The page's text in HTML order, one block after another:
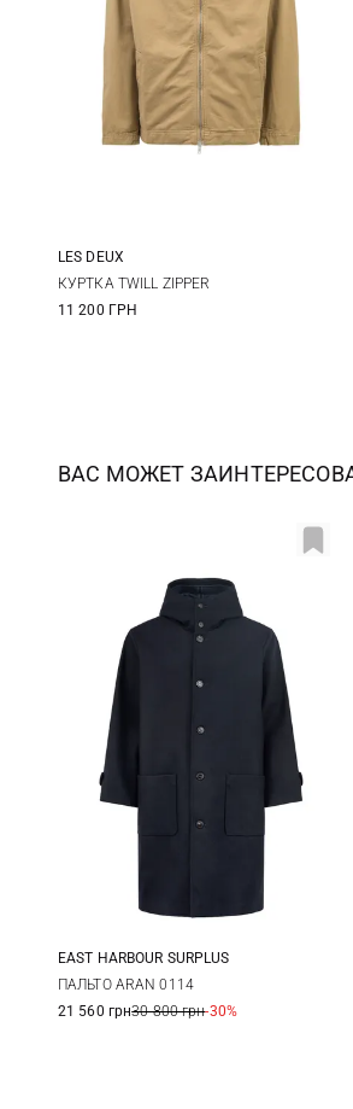
M L
LES DEUX
КУРТКА TWILL ZIPPER
11 200 ГРН
ВАС МОЖЕТ
48 50
EAST HARBOUR SURPLUS
ПАЛЬТО ARAN 0114
21 560 грн30 800 грн-30%